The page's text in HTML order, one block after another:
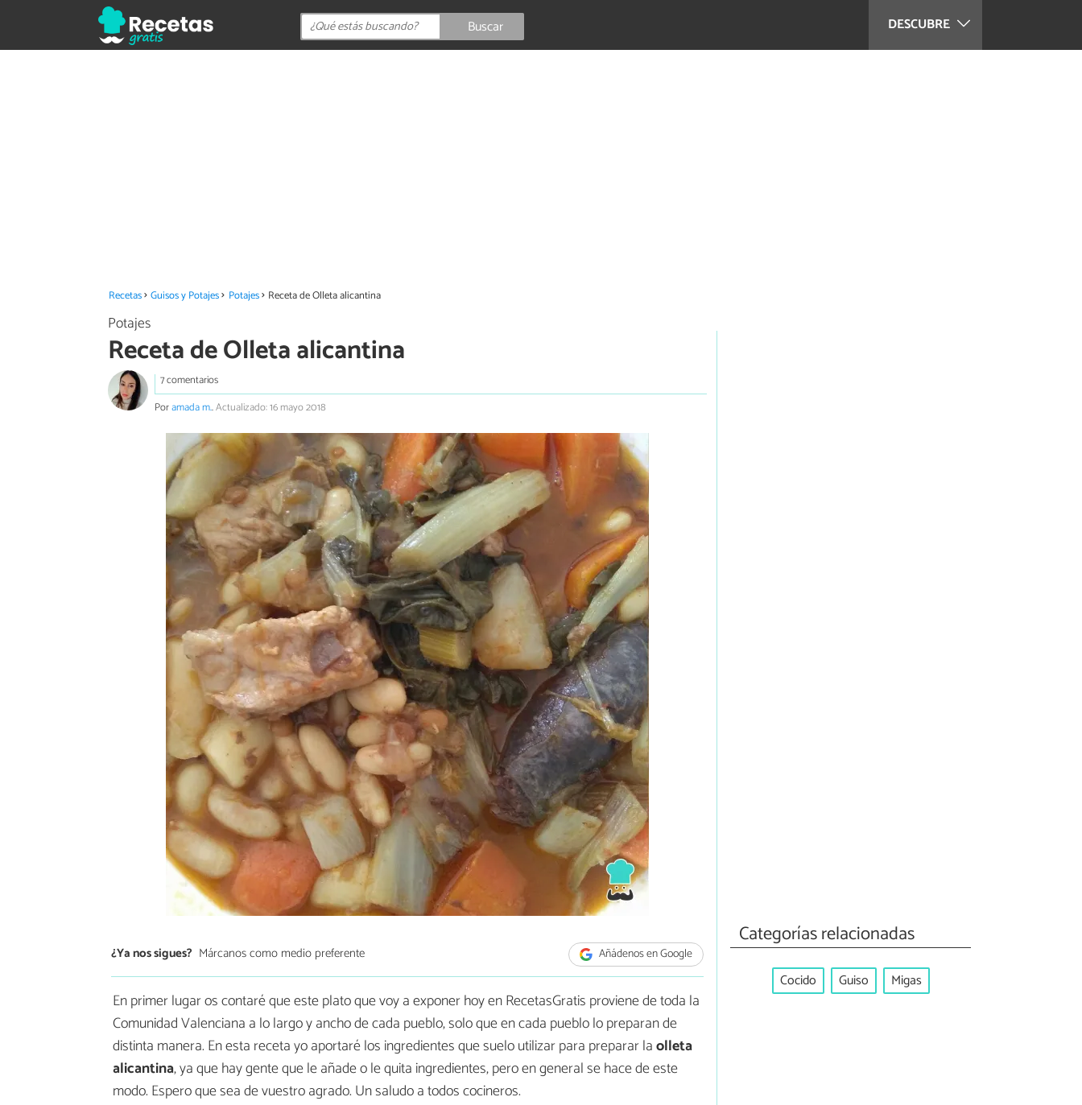
DESCUBRE
Buscar
Recetas Guisos y Potajes Potajes Receta de Olleta alicantina
Potajes
Receta de Olleta alicantina
7 comentarios
Poramada m..Actualizado: 16 mayo 2018
¿Ya nos sigues? Márcanos como medio preferente Añádenos en Google
En primer lugar os contaré que este plato que voy a exponer hoy en RecetasGratis proviene de toda la
Comunidad Valenciana a lo largo y ancho de cada pueblo, solo que en cada pueblo lo preparan de
distinta manera. En esta receta yo aportaré los ingredientes que suelo utilizar para preparar laolleta
alicantina, ya que hay gente que le añade o le quita ingredientes, pero en general se hace de este
modo. Espero que sea de vuestro agrado. Un saludo a todos cocineros.
Categorías relacionadas
Cocido Guiso Migas